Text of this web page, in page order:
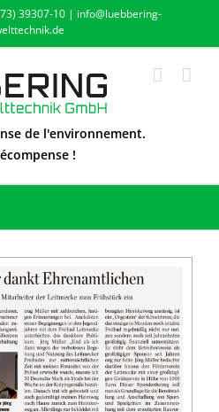
39307-10 | info@luebbering-
de l'environnement.
!